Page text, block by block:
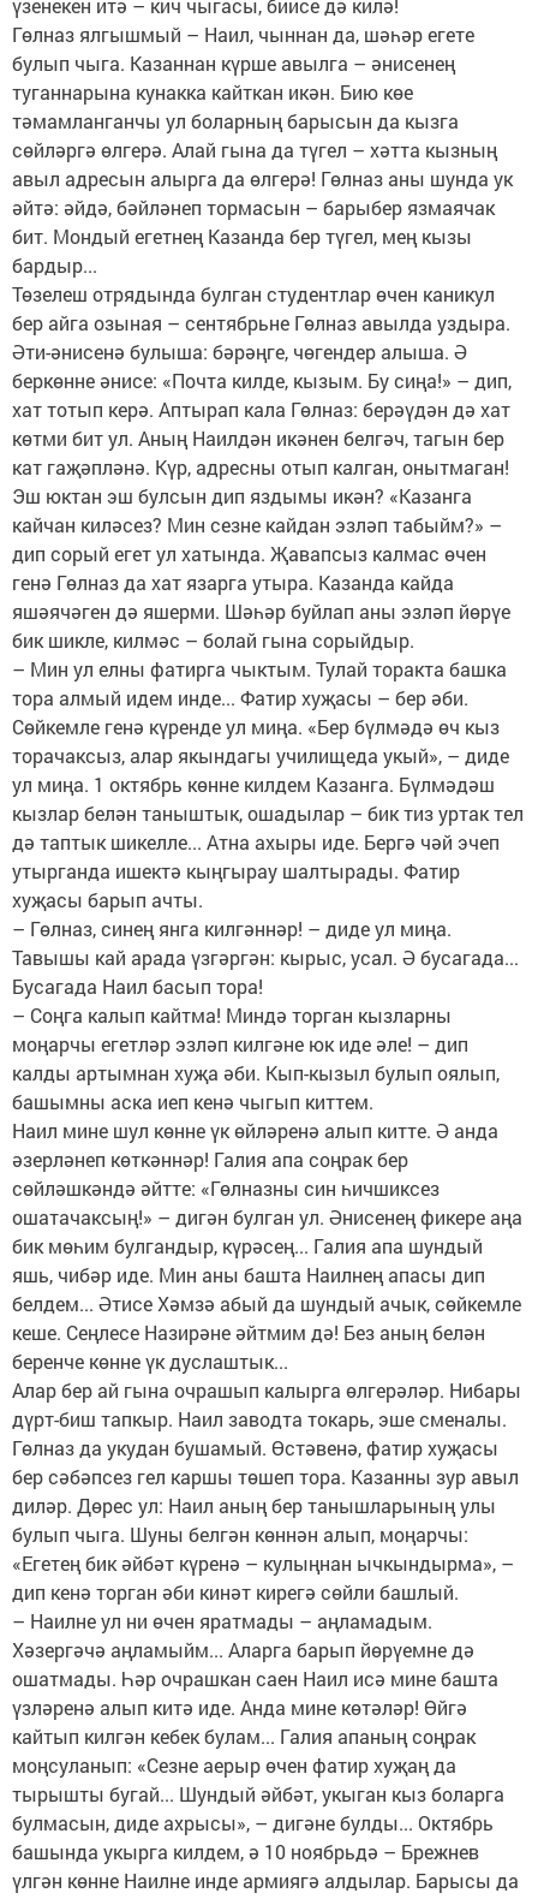
үзенекен итә – кич чыгасы, биисе дә килә!
Гөлназ ялгышмый – Наил, чыннан да, шәһәр егете
булып чыга. Казаннан күрше авылга – әнисенең
туганнарына кунакка кайткан икән. Бию көе
тәмамланганчы ул боларның барысын да кызга
сөйләргә өлгерә. Алай гына да түгел – хәтта кызның
авыл адресын алырга да өлгерә! Гөлназ аны шунда ук
әйтә: әйдә, бәйләнеп тормасын – барыбер язмаячак
бит. Мондый егетнең Казанда бер түгел, мең кызы
бардыр...
Төзелеш отрядында булган студентлар өчен каникул
бер айга озыная – сентябрьне Гөлназ авылда уздыра.
Әти-әнисенә булыша: бәрәңге, чөгендер алыша. Ә
беркөнне әнисе: «Почта килде, кызым. Бу сиңа!» – дип,
хат тотып керә. Аптырап кала Гөлназ: берәүдән дә хат
көтми бит ул. Аның Наилдән икәнен белгәч, тагын бер
кат гаҗәпләнә. Күр, адресны отып калган, онытмаган!
Эш юктан эш булсын дип яздымы икән? «Казанга
кайчан киләсез? Мин сезне кайдан эзләп табыйм?» –
дип сорый егет ул хатында. Җавапсыз калмас өчен
генә Гөлназ да хат язарга утыра. Казанда кайда
яшәячәген дә яшерми. Шәһәр буйлап аны эзләп йөрүе
бик шикле, килмәс – болай гына сорыйдыр.
– Мин ул елны фатирга чыктым. Тулай торакта башка
тора алмый идем инде... Фатир хуҗасы – бер әби.
Сөйкемле генә күренде ул миңа. «Бер бүлмәдә өч кыз
торачаксыз, алар якындагы училищеда укый», – диде
ул миңа. 1 октябрь көнне килдем Казанга. Бүлмәдәш
кызлар белән таныштык, ошадылар – бик тиз уртак тел
дә таптык шикелле... Атна ахыры иде. Бергә чәй эчеп
утырганда ишектә кыңгырау шалтырады. Фатир
хуҗасы барып ачты.
– Гөлназ, синең янга килгәннәр! – диде ул миңа.
Тавышы кай арада үзгәргән: кырыс, усал. Ә бусагада...
Бусагада Наил басып тора!
– Соңга калып кайтма! Миндә торган кызларны
моңарчы егетләр эзләп килгәне юк иде әле! – дип
калды артымнан хуҗа әби. Кып-кызыл булып оялып,
башымны аска иеп кенә чыгып киттем.
Наил мине шул көнне үк өйләренә алып китте. Ә анда
әзерләнеп көткәннәр! Галия апа соңрак бер
сөйләшкәндә әйтте: «Гөлназны син һичшиксез
ошатачаксың!» – дигән булган ул. Әнисенең фикере аңа
бик мөһим булгандыр, күрәсең... Галия апа шундый
яшь, чибәр иде. Мин аны башта Наилнең апасы дип
белдем... Әтисе Хәмзә абый да шундый ачык, сөйкемле
кеше. Сеңлесе Назирәне әйтмим дә! Без аның белән
беренче көнне үк дуслаштык...
Алар бер ай гына очрашып калырга өлгерәләр. Нибары
дүрт-биш тапкыр. Наил заводта токарь, эше сменалы.
Гөлназ да укудан бушамый. Өстәвенә, фатир хуҗасы
бер сәбәпсез гел каршы төшеп тора. Казанны зур авыл
диләр. Дөрес ул: Наил аның бер танышларының улы
булып чыга. Шуны белгән көннән алып, моңарчы:
«Егетең бик әйбәт күренә – кулыңнан ычкындырма», –
дип кенә торган әби кинәт кирегә сөйли башлый.
– Наилне ул ни өчен яратмады – аңламадым.
Хәзергәчә аңламыйм... Аларга барып йөрүемне дә
ошатмады. Һәр очрашкан саен Наил исә мине башта
үзләренә алып китә иде. Анда мине көтәләр! Өйгә
кайтып килгән кебек булам... Галия апаның соңрак
моңсуланып: «Сезне аерыр өчен фатир хуҗаң да
тырышты бугай... Шундый әйбәт, укыган кыз боларга
булмасын, диде ахрысы», – дигәне булды... Октябрь
башында укырга килдем, ә 10 ноябрьдә – Брежнев
үлгән көнне Наилне инде армиягә алдылар. Барысы да